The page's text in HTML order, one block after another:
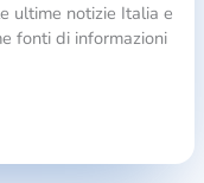
ultime notizie Italia e
fonti di informazioni